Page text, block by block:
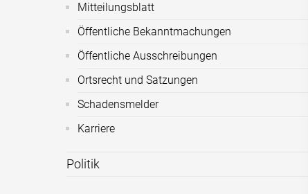
Mitteilungsblatt
Öffentliche Bekanntmachungen
Öffentliche Ausschreibungen
Ortsrecht und Satzungen
Schadensmelder
Karriere
Politik